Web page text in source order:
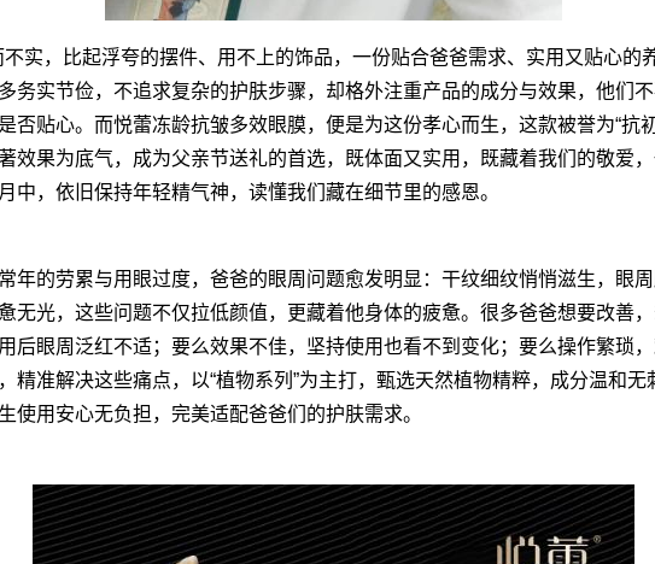
实，比起浮夸的摆件、用不上的饰品，一份贴合爸爸需求、实用又贴心的
务实节俭，不追求复杂的护肤步骤，却格外注重产品的成分与效果，他们
否贴心。而悦蕾冻龄抗皱多效眼膜，便是为这份孝心而生，这款被誉为“抗
效果为底气，成为父亲节送礼的首选，既体面又实用，既藏着我们的敬爱
中，依旧保持年轻精气神，读懂我们藏在细节里的感恩。
年的劳累与用眼过度，爸爸的眼周问题愈发明显：干纹细纹悄悄滋生，眼
无光，这些问题不仅拉低颜值，更藏着他身体的疲惫。很多爸爸想要改善
后眼周泛红不适；要么效果不佳，坚持使用也看不到变化；要么操作繁琐
精准解决这些痛点，以“植物系列”为主打，甄选天然植物精粹，成分温和
使用安心无负担，完美适配爸爸们的护肤需求。